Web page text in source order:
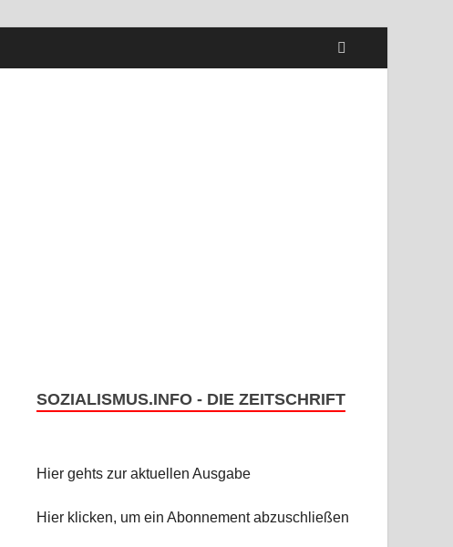
SOZIALISMUS.INFO - DIE ZEITSCHRIFT
Hier gehts zur aktuellen Ausgabe
Hier klicken, um ein Abonnement abzuschließen